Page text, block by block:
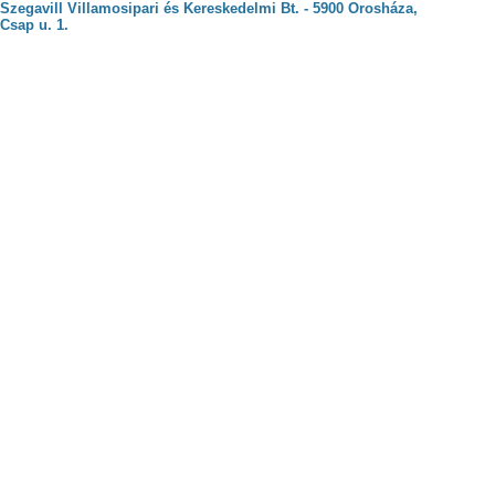
Szegavill Villamosipari és Kereskedelmi Bt. - 5900 Orosháza,
Csap u. 1.